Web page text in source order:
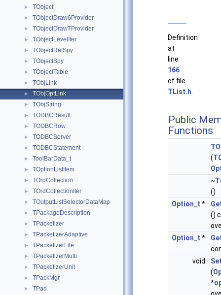
► TObject
► TObjectDraw6Provider
► TObjectDraw7Provider
► TObjectLevelIter
► TObjectRefSpy
► TObjectSpy
► TObjectTable
► TObjLink
► TObjOptLink
► TObjString
► TODBCResult
► TODBCRow
► TODBCServer
► TODBCStatement
► ToolBarData_t
► TOptionListItem
► TOrdCollection
► TOrdCollectionIter
► TOutputListSelectorDataMap
► TPackageDescription
► TPacketizer
► TPacketizerAdaptive
► TPacketizerFile
► TPacketizerMulti
► TPacketizerUnit
► TPackMgr
► TPad
Definition
at
line
166
of file
TList.h
Public
Functions
(
()
Option_t *
()
Option_t *
void
(
*